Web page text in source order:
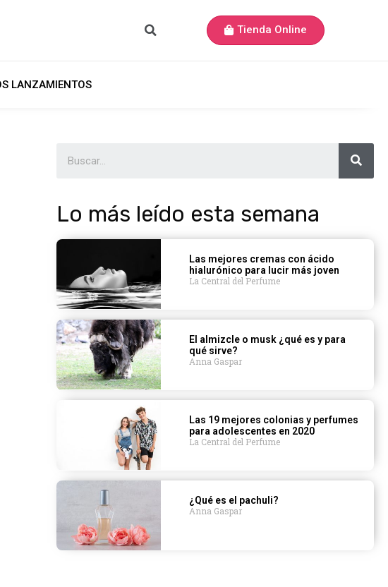
Tienda Online
LANZAMIENTOS
Lo más leído esta semana
Las mejores cremas con ácido
hialurónico para lucir más joven
La Central del Perfume
El almizcle o musk ¿qué es y para
qué sirve?
Anna Gaspar
Las 19 mejores colonias y perfumes
para adolescentes en 2020
La Central del Perfume
¿Qué es el pachuli?
Anna Gaspar